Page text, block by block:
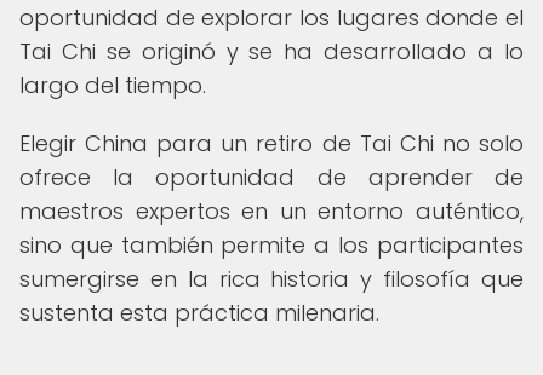
oportunidad de explorar los lugares donde el
Tai Chi se originó y se ha desarrollado a lo
largo del tiempo.
Elegir China para un retiro de Tai Chi no solo
ofrece la oportunidad de aprender de
maestros expertos en un entorno auténtico,
sino que también permite a los participantes
sumergirse en la rica historia y filosofía que
sustenta esta práctica milenaria.